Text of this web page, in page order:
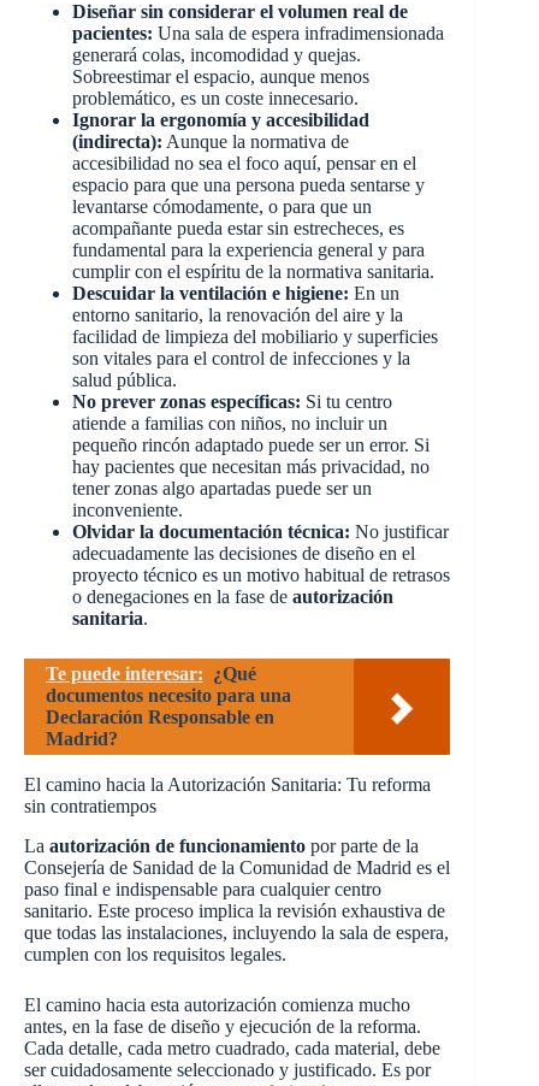
Diseñar sin considerar el volumen real de
pacientes: Una sala de espera infradimensionada
generará colas, incomodidad y quejas.
Sobreestimar el espacio, aunque menos
problemático, es un coste innecesario.
Ignorar la ergonomía y accesibilidad
(indirecta): Aunque la normativa de
accesibilidad no sea el foco aquí, pensar en el
espacio para que una persona pueda sentarse y
levantarse cómodamente, o para que un
acompañante pueda estar sin estrecheces, es
fundamental para la experiencia general y para
cumplir con el espíritu de la normativa sanitaria.
Descuidar la ventilación e higiene: En un
entorno sanitario, la renovación del aire y la
facilidad de limpieza del mobiliario y superficies
son vitales para el control de infecciones y la
salud pública.
No prever zonas específicas: Si tu centro
atiende a familias con niños, no incluir un
pequeño rincón adaptado puede ser un error. Si
hay pacientes que necesitan más privacidad, no
tener zonas algo apartadas puede ser un
inconveniente.
Olvidar la documentación técnica: No justificar
adecuadamente las decisiones de diseño en el
proyecto técnico es un motivo habitual de retrasos
o denegaciones en la fase de autorización
sanitaria.
Te puede interesar: ¿Qué
documentos necesito para una
Declaración Responsable en
Madrid?
El camino hacia la Autorización Sanitaria: Tu reforma
sin contratiempos
La autorización de funcionamiento por parte de la
Consejería de Sanidad de la Comunidad de Madrid es el
paso final e indispensable para cualquier centro
sanitario. Este proceso implica la revisión exhaustiva de
que todas las instalaciones, incluyendo la sala de espera,
cumplen con los requisitos legales.
El camino hacia esta autorización comienza mucho
antes, en la fase de diseño y ejecución de la reforma.
Cada detalle, cada metro cuadrado, cada material, debe
ser cuidadosamente seleccionado y justificado. Es por